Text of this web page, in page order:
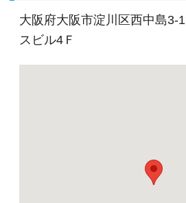
なく幅広い業務を経験したい
・開業後まだ5年ほどの事務所
・外部セミナーなど積極的に受
・社内のマニュアルなど作成中
大阪府大阪市淀川区西中島3-
スビル4Ｆ